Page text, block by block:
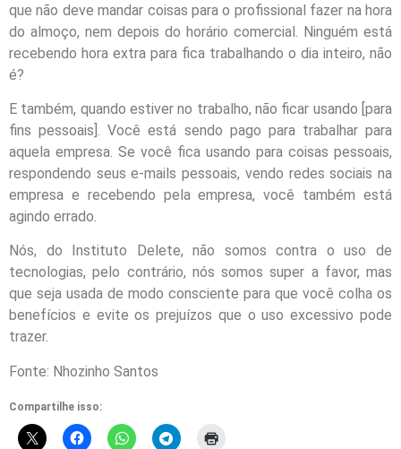
que não deve mandar coisas para o profissional fazer na hora
do almoço, nem depois do horário comercial. Ninguém está
recebendo hora extra para fica trabalhando o dia inteiro, não
é?
E também, quando estiver no trabalho, não ficar usando [para
fins pessoais]. Você está sendo pago para trabalhar para
aquela empresa. Se você fica usando para coisas pessoais,
respondendo seus e-mails pessoais, vendo redes sociais na
empresa e recebendo pela empresa, você também está
agindo errado.
Nós, do Instituto Delete, não somos contra o uso de
tecnologias, pelo contrário, nós somos super a favor, mas
que seja usada de modo consciente para que você colha os
benefícios e evite os prejuízos que o uso excessivo pode
trazer.
Fonte: Nhozinho Santos
Compartilhe isso: